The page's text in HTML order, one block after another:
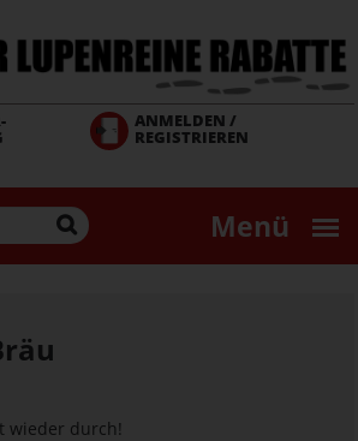
ANMELDEN /
REGISTRIEREN
Menü
wieder durch!